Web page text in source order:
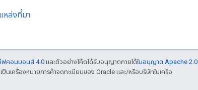
หล่งที่มา
ฟคอมมอนส์ 4.0และตัวอย่างโค้ดได้รับอนุญาตภายใต้ใบอนุญาต Apache 2.0
ป็นเครื่องหมายการค้าจดทะเบียนของ Oracle และ/หรือบริษัทในเครือ